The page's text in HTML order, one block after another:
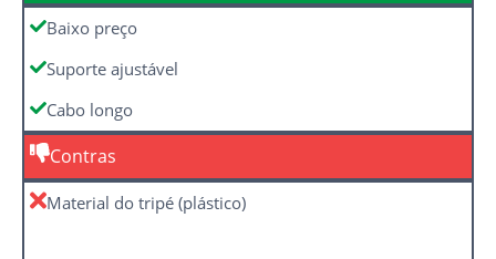
Baixo preço
Suporte ajustável
Cabo longo
Contras
Material do tripé (plástico)